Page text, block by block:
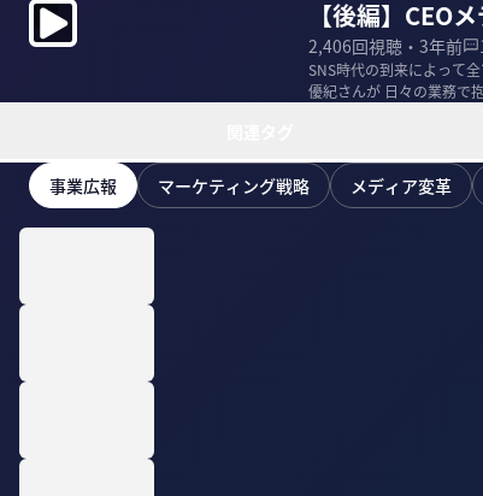
遂げる...
【後編】CEO
2,406回視聴・ 3年前
SNS時代の到来によって
優紀さんが 日々の業務で
事業広報 マーケティング戦略 メディア変革